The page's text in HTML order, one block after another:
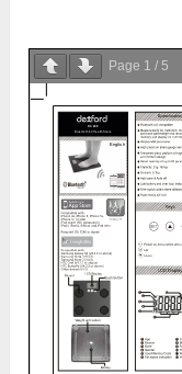
Page 1 /5